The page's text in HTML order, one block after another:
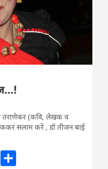
तराणेकर (कवि, लेखक व
सलाम करें , डॉ तीजन बाई
E